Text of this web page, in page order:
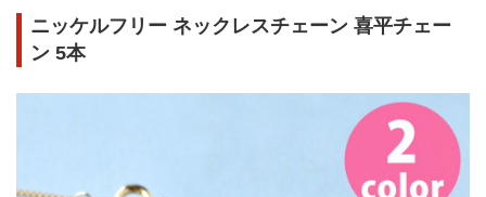
ニッケルフリー ネックレスチェーン 喜平チェー
ン 5本